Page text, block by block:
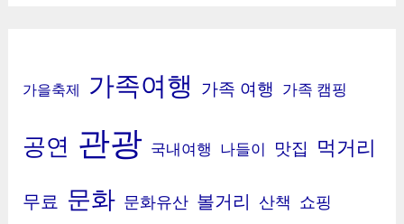
가을축제 가족여행 가족 여행 가족 캠핑
공연 관광 국내여행 나들이 맛집 먹거리
무료 문화 문화유산 볼거리 산책 쇼핑